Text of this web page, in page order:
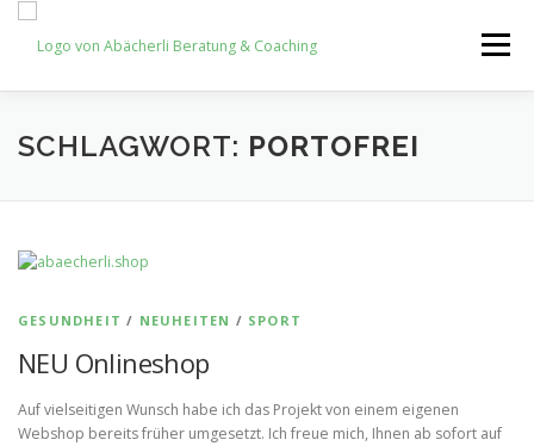
springen
Menü
HOME NEWS NEWSLETTER SHOP
SCHLAGWORT: PORTOFREI
GESUNDHEIT / NEUHEITEN / SPORT
NEU Onlineshop
Auf vielseitigen Wunsch habe ich das Projekt von einem eigenen
Webshop bereits früher umgesetzt. Ich freue mich, Ihnen ab sofort auf